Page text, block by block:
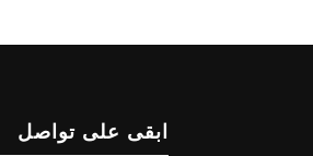
ابقى على تواصل